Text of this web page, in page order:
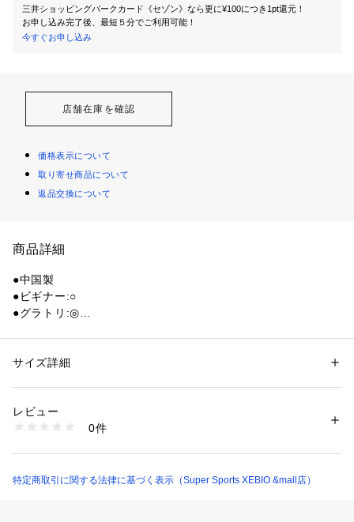
三井ショッピングパークカード《セゾン》なら更に¥100につき1pt還元！
お申し込み完了後、最短５分でご利用可能！
今すぐお申し込み
店舗在庫を確認
価格表示について
取り寄せ商品について
返品交換について
商品詳細
●中国製
●ビギナー:○
●グラトリ:◎
●パウダー:○
●4×4/3DDisc別売り対応
●簡単に操作ができながらしっかりとパフォーマンスをするの
性別：キッズ・ベビー
ド
1540000479814
サイズ詳細
レビュー
0件
特定商取引に関する法律に基づく表示（Super Sports XEBIO &mall店）